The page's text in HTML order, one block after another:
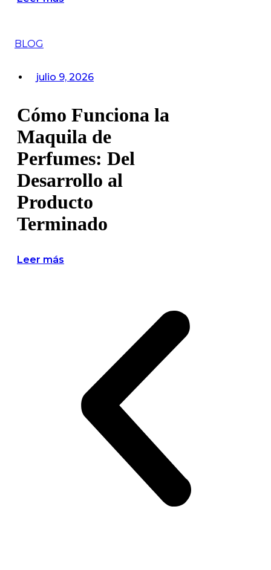
BLOG
julio 9, 2026
Cómo Funciona la
Maquila de
Perfumes: Del
Desarrollo al
Producto
Terminado
Leer más